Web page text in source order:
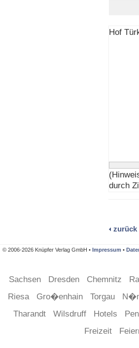
Hof
durch
zurück
© 2006-2026 Knüpfer Verlag GmbH • Impressum •
Sachsen Dresden Chemnitz
Riesa
Gro�enhain Torgau
Tharandt
Wilsdruff Hotels
Freizeit